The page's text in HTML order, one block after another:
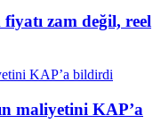
zam değil, reel
maliyetini KAP’a